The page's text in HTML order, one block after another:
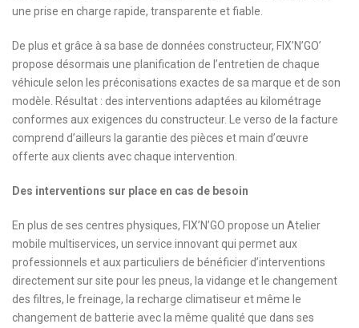
une prise en charge rapide, transparente et fiable.
De plus et grâce à sa base de données constructeur, FIX’N’GO’
propose désormais une planification de l’entretien de chaque
véhicule selon les préconisations exactes de sa marque et de son
modèle. Résultat : des interventions adaptées au kilométrage
conformes aux exigences du constructeur. Le verso de la facture
comprend d’ailleurs la garantie des pièces et main d’œuvre
offerte aux clients avec chaque intervention.
Des interventions sur place en cas de besoin
En plus de ses centres physiques, FIX’N’GO propose un Atelier
mobile multiservices, un service innovant qui permet aux
professionnels et aux particuliers de bénéficier d’interventions
directement sur site pour les pneus, la vidange et le changement
des filtres, le freinage, la recharge climatiseur et même le
changement de batterie avec la même qualité que dans ses